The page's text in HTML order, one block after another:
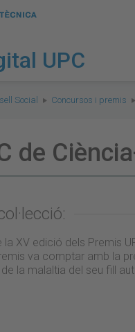
UPC
Social Concursos i premis
de
XV edició dels Premis
va comptar amb la
la malaltia del seu fill